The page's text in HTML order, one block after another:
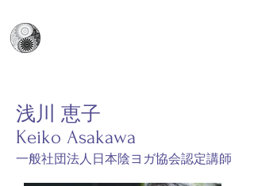
浅川 恵子
Keiko Asakawa
​一般社団法人日本陰ヨガ協会認定講師